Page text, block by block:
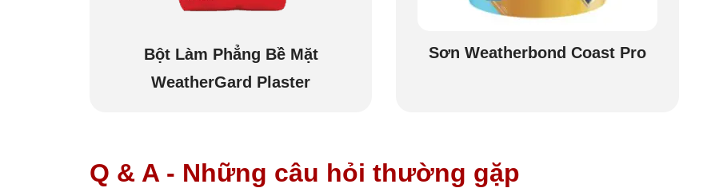
Bột Làm Phẳng Bề Mặt
WeatherGard Plaster
Sơn Weatherbond Coast Pro
Q & A - Những câu hỏi thường gặp